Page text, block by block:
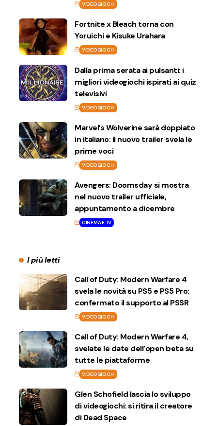
VIDEOGIOCHI
Fortnite x Bleach torna con
Yoruichi e Kisuke Urahara
VIDEOGIOCHI
Dalla prima serata ai pulsanti: i
migliori videogiochi ispirati ai quiz
televisivi
VIDEOGIOCHI
Marvel’s Wolverine sarà doppiato
in italiano: il nuovo trailer svela le
prime voci
VIDEOGIOCHI
Avengers: Doomsday si mostra
nel nuovo trailer ufficiale,
appuntamento a dicembre
CINEMA E TV
I più letti
Call of Duty: Modern Warfare 4
svela le novità su PS5 e PS5 Pro:
confermato il supporto al PSSR
VIDEOGIOCHI
Call of Duty: Modern Warfare 4,
svelate le date dell’open beta su
tutte le piattaforme
VIDEOGIOCHI
Glen Schofield lascia lo sviluppo
di videogiochi: si ritira il creatore
di Dead Space